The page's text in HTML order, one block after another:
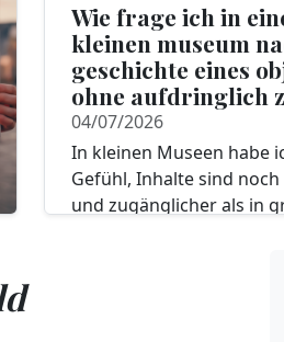
Wie frage ich in
kleinen museum
geschichte eines
ohne aufdringlich
04/07/2026
In kleinen Museen habe
Gefühl, Inhalte sind
und zugänglicher als in